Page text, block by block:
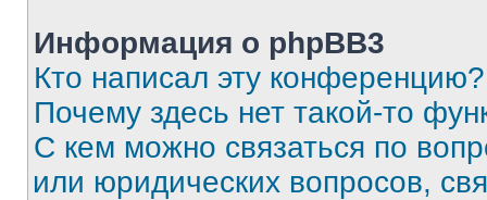
Информация о phpBB3
Кто написал эту конференцию?
Почему здесь нет такой-то
С кем можно связаться по
или юридических вопросов,